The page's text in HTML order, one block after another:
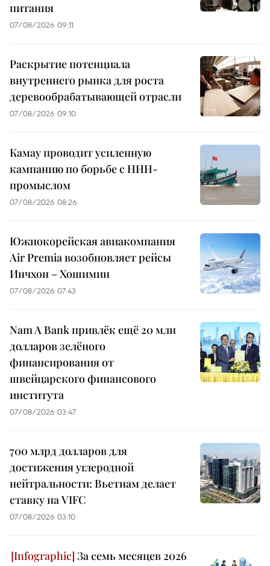
питания
07/08/2026 09:11
Раскрытие потенциала
внутреннего рынка для роста
деревообрабатывающей отрасли
07/08/2026 09:10
Камау проводит усиленную
кампанию по борьбе с ННН-
промыслом
07/08/2026 08:26
Южнокорейская авиакомпания
Air Premia возобновляет рейсы
Инчхон – Хошимин
07/08/2026 07:43
Nam A Bank привлёк ещё 20 млн
долларов зелёного
финансирования от
швейцарского финансового
института
07/08/2026 03:47
700 млрд долларов для
достижения углеродной
нейтральности: Вьетнам делает
ставку на VIFC
07/08/2026 03:10
За семь месяцев 2026